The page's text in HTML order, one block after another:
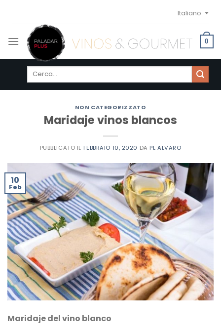
content
Italiano
0
Cerca:
NON CATEGORIZZATO
Maridaje vinos blancos
PUBBLICATO IL FEBBRAIO 10, 2020 DA PL ALVARO
10
Feb
Maridaje del vino blanco